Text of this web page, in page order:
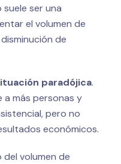
ser una
el volumen de
de
paradójica.
a más personas y
pero no
económicos.
volumen de